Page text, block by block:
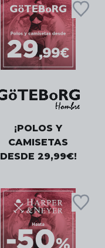
¡POLOS Y
CAMISETAS
DESDE 29,99€!